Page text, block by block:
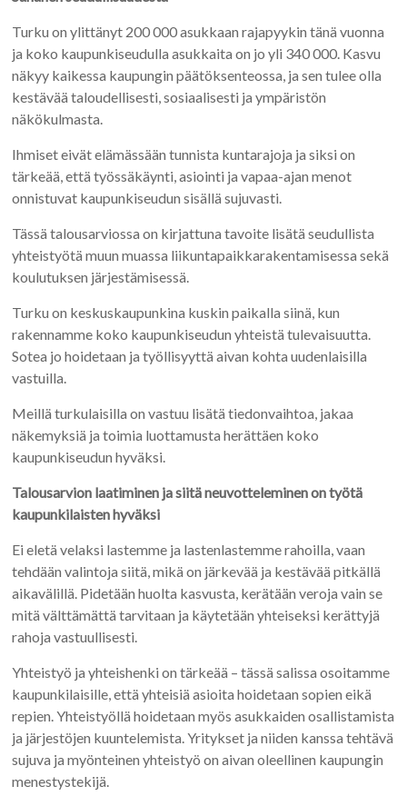
Turku on ylittänyt 200 000 asukkaan rajapyykin tänä vuonna
ja koko kaupunkiseudulla asukkaita on jo yli 340 000. Kasvu
näkyy kaikessa kaupungin päätöksenteossa, ja sen tulee olla
kestävää taloudellisesti, sosiaalisesti ja ympäristön
näkökulmasta.
Ihmiset eivät elämässään tunnista kuntarajoja ja siksi on
tärkeää, että työssäkäynti, asiointi ja vapaa-ajan menot
onnistuvat kaupunkiseudun sisällä sujuvasti.
Tässä talousarviossa on kirjattuna tavoite lisätä seudullista
yhteistyötä muun muassa liikuntapaikkarakentamisessa sekä
koulutuksen järjestämisessä.
Turku on keskuskaupunkina kuskin paikalla siinä, kun
rakennamme koko kaupunkiseudun yhteistä tulevaisuutta.
Sotea jo hoidetaan ja työllisyyttä aivan kohta uudenlaisilla
vastuilla.
Meillä turkulaisilla on vastuu lisätä tiedonvaihtoa, jakaa
näkemyksiä ja toimia luottamusta herättäen koko
kaupunkiseudun hyväksi.
Talousarvion laatiminen ja siitä neuvotteleminen on työtä
kaupunkilaisten hyväksi
Ei eletä velaksi lastemme ja lastenlastemme rahoilla, vaan
tehdään valintoja siitä, mikä on järkevää ja kestävää pitkällä
aikavälillä. Pidetään huolta kasvusta, kerätään veroja vain se
mitä välttämättä tarvitaan ja käytetään yhteiseksi kerättyjä
rahoja vastuullisesti.
Yhteistyö ja yhteishenki on tärkeää – tässä salissa osoitamme
kaupunkilaisille, että yhteisiä asioita hoidetaan sopien eikä
repien. Yhteistyöllä hoidetaan myös asukkaiden osallistamista
ja järjestöjen kuuntelemista. Yritykset ja niiden kanssa tehtävä
sujuva ja myönteinen yhteistyö on aivan oleellinen kaupungin
menestystekijä.